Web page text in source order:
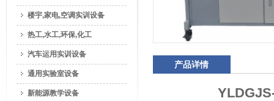
产品详情
楼宇,家电,空调实训设备
热工,水工,环保,化工
汽车运用实训设备
通用实验室设备
新能源教学设备